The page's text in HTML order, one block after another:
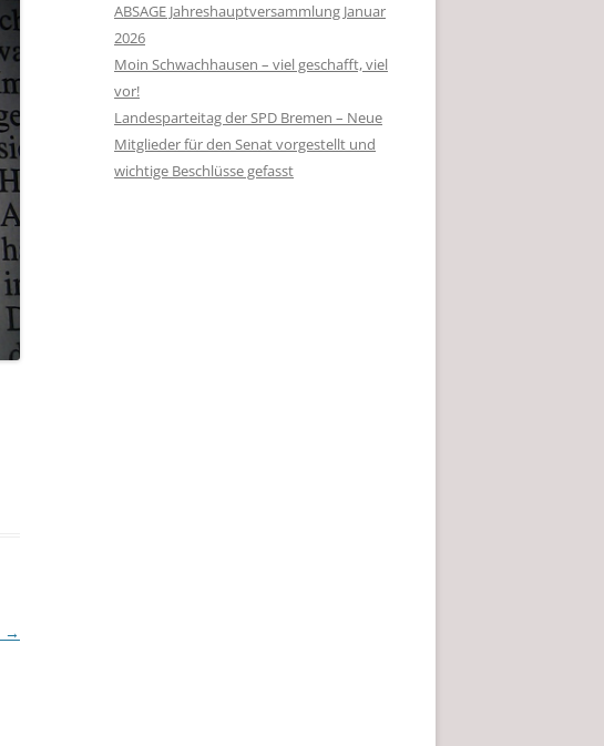
→
ABSAGE Jahreshauptversammlung Januar
2026
Moin Schwachhausen – viel geschafft, viel
vor!
Landesparteitag der SPD Bremen – Neue
Mitglieder für den Senat vorgestellt und
wichtige Beschlüsse gefasst